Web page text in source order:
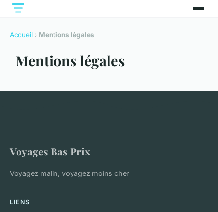
Accueil › Mentions légales
Mentions légales
Voyages Bas Prix
Voyagez malin, voyagez moins cher
LIENS